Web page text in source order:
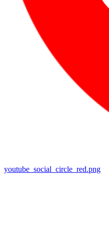
youtube_social_circle_red.png